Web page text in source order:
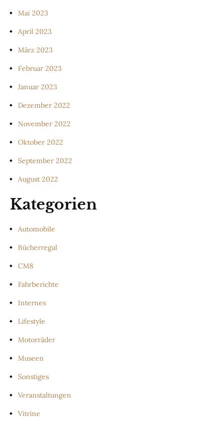
Mai 2023
April 2023
März 2023
Februar 2023
Januar 2023
Dezember 2022
November 2022
Oktober 2022
September 2022
August 2022
Kategorien
Automobile
Bücherregal
CM8
Fahrberichte
Internes
Lifestyle
Motorräder
Museen
Sonstiges
Veranstaltungen
Vitrine